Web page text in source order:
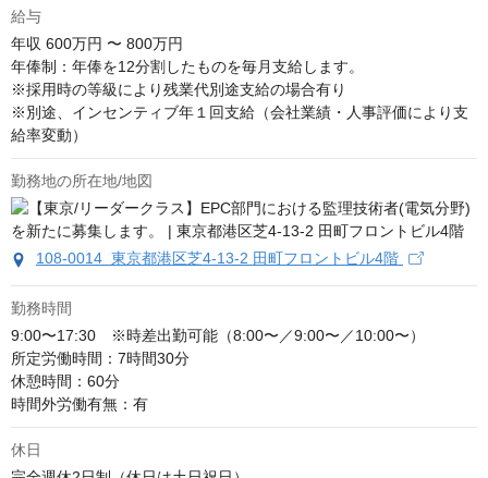
給与
年収 600万円 〜 800万円
年俸制：年俸を12分割したものを毎月支給します。
※採用時の等級により残業代別途支給の場合有り
※別途、インセンティブ年１回支給（会社業績・人事評価により支
給率変動）
勤務地の所在地/地図
108-0014 東京都港区芝4-13-2 田町フロントビル4階
勤務時間
9:00〜17:30　※時差出勤可能（8:00〜／9:00〜／10:00〜）
所定労働時間：7時間30分
休憩時間：60分
時間外労働有無：有
休日